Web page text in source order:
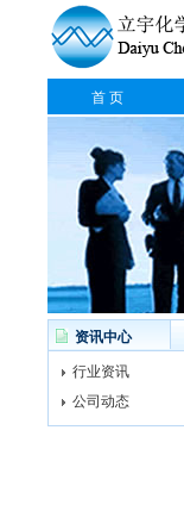
首 页
资讯中心
行业资讯
公司动态